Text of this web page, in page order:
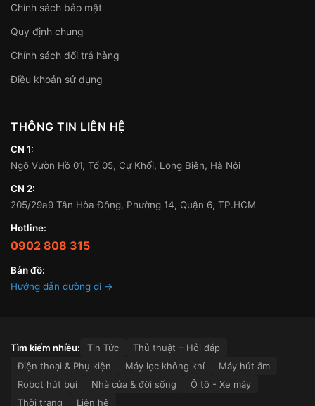
Chính sách bảo mật
Quy định chung
Chính sách đổi trả hàng
Điều khoản sử dụng
THÔNG TIN LIÊN HỆ
CN 1:
Ngõ Vườn Hồ 01, Tổ 05, Cự Khối, Long Biên, Hà Nội
CN 2:
205/29a9 Tân Hòa Đông, Phường 14, Quận 6, TP.HCM
Hotline:
0902 808 315
Bản đồ:
Hướng dẫn đường đi →
Tìm kiếm nhiều: Tin Tức
Thủ thuật – Hỏi đáp
Điện thoại & Phụ kiện
Máy lọc không khí
Máy hút ẩm
Robot hút bụi
Nhà cửa & đời sống
Ô tô - Xe máy
Thời trang
Liên hệ